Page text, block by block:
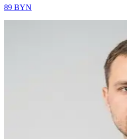
89 BYN